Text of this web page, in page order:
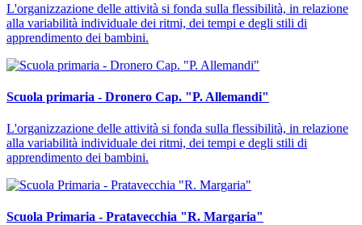
L'organizzazione delle attività si fonda sulla flessibilità, in relazione
alla variabilità individuale dei ritmi, dei tempi e degli stili di
apprendimento dei bambini.
Scuola primaria - Dronero Cap. "P. Allemandi"
L'organizzazione delle attività si fonda sulla flessibilità, in relazione
alla variabilità individuale dei ritmi, dei tempi e degli stili di
apprendimento dei bambini.
Scuola Primaria - Pratavecchia "R. Margaria"